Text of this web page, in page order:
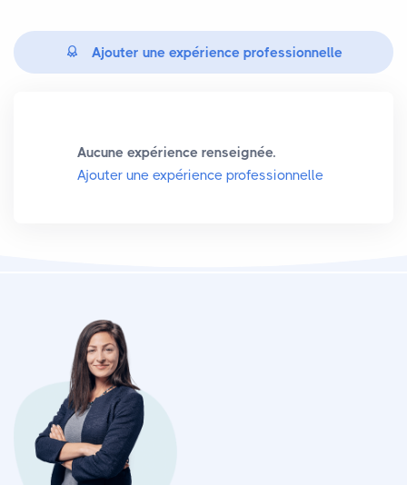
Ajouter une expérience professionnelle
Aucune expérience renseignée.
Ajouter une expérience professionnelle